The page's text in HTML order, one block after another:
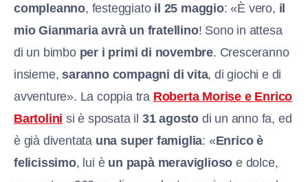
compleanno, festeggiato il 25 maggio: «È vero, il
mio Gianmaria avrà un fratellino! Sono in attesa
di un bimbo per i primi di novembre. Cresceranno
insieme,saranno compagni di vita, di giochi e di
avventure». La coppia tra Roberta Morise e Enrico
Bartolini si è sposata il 31 agosto di un anno fa, ed
è già diventata una super famiglia: «Enrico è
felicissimo, lui è un papà meraviglioso e dolce,